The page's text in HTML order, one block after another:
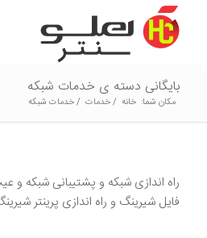
بایگانی دسته ی خدمات شبکه
مکان شما: خانه /خدمات /خدمات شبکه
راه اندازی شبکه و پشتیبانی شبکه و
فایل شیرینگ و راه اندازی پرینتر